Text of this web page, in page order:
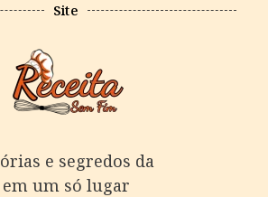
Site
e segredos da
um só lugar